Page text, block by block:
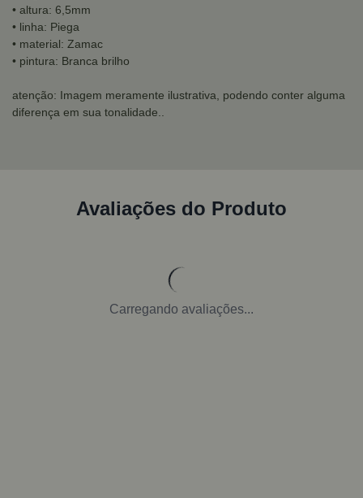
• altura: 6,5mm
• linha: Piega
• material: Zamac
• pintura: Branca brilho
atenção: Imagem meramente ilustrativa, podendo conter alguma
diferença em sua tonalidade..
Avaliações do Produto
Carregando avaliações...